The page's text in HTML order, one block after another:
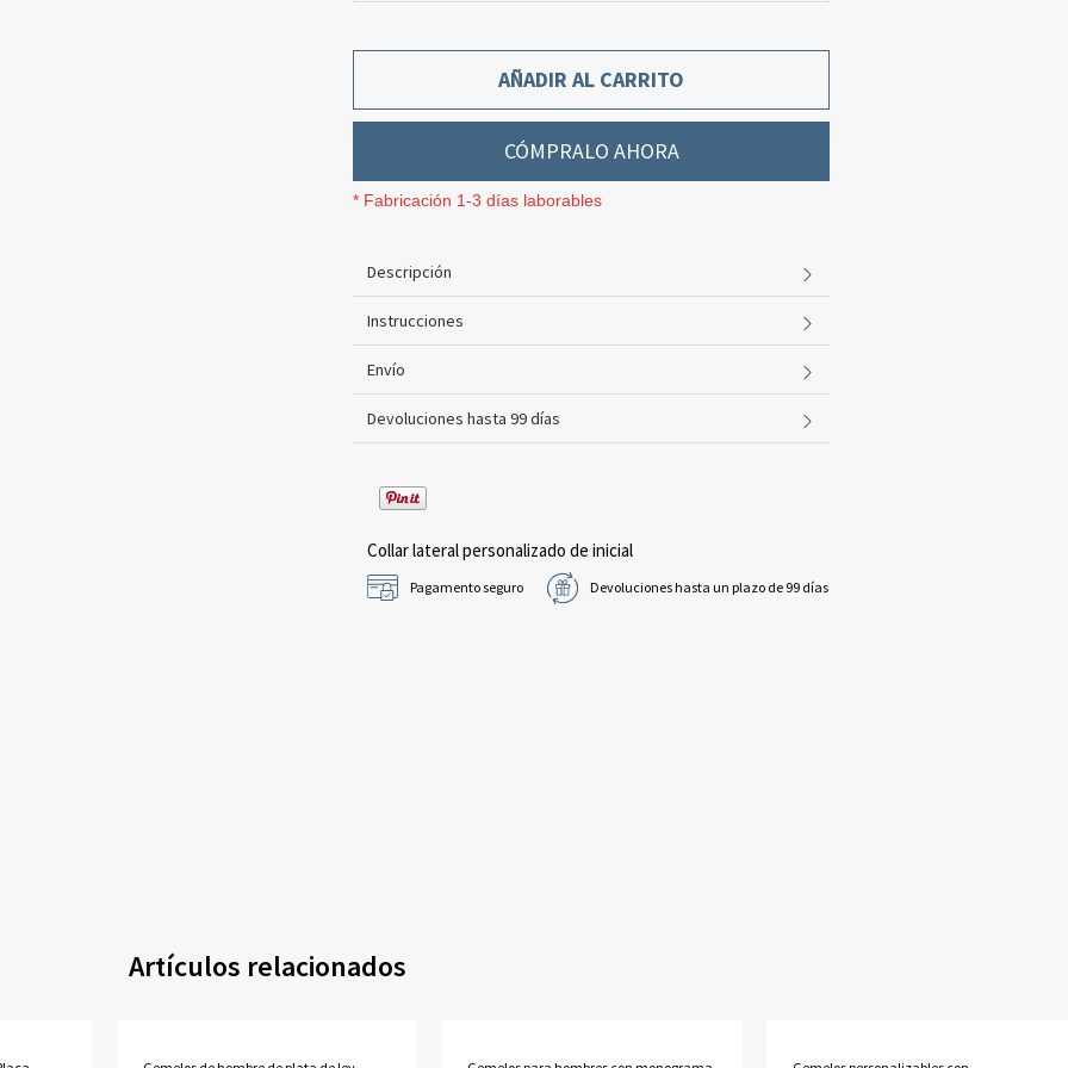
AÑADIR AL CARRITO
CÓMPRALO AHORA
* Fabricación 1-3 días laborables
Descripción
Instrucciones
Envío
Devoluciones hasta 99 días
Collar lateral personalizado de inicial
Pagamento seguro Devoluciones hasta un plazo de 99 días
Artículos relacionados